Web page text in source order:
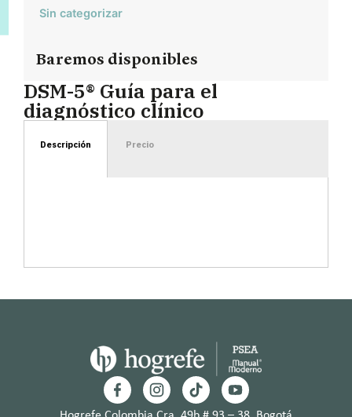
Sin categorizar
Baremos disponibles
DSM-5® Guía para el
diagnóstico clínico
Descripción Precio